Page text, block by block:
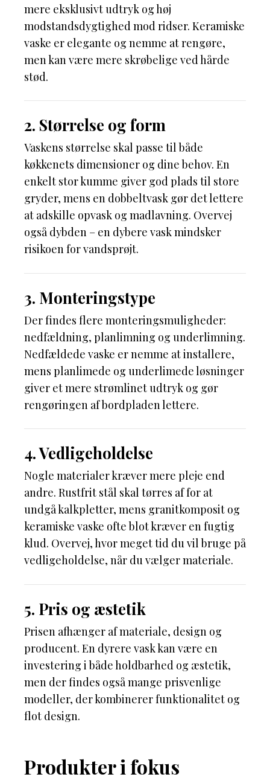
mere eksklusivt udtryk og høj
modstandsdygtighed mod ridser. Keramiske
vaske er elegante og nemme at rengøre,
men kan være mere skrøbelige ved hårde
stød.
2. Størrelse og form
Vaskens størrelse skal passe til både
køkkenets dimensioner og dine behov. En
enkelt stor kumme giver god plads til store
gryder, mens en dobbeltvask gør det lettere
at adskille opvask og madlavning. Overvej
også dybden – en dybere vask mindsker
risikoen for vandsprøjt.
3. Monteringstype
Der findes flere monteringsmuligheder:
nedfældning, planlimning og underlimning.
Nedfældede vaske er nemme at installere,
mens planlimede og underlimede løsninger
giver et mere strømlinet udtryk og gør
rengøringen af bordpladen lettere.
4. Vedligeholdelse
Nogle materialer kræver mere pleje end
andre. Rustfrit stål skal tørres af for at
undgå kalkpletter, mens granitkomposit og
keramiske vaske ofte blot kræver en fugtig
klud. Overvej, hvor meget tid du vil bruge på
vedligeholdelse, når du vælger materiale.
5. Pris og æstetik
Prisen afhænger af materiale, design og
producent. En dyrere vask kan være en
investering i både holdbarhed og æstetik,
men der findes også mange prisvenlige
modeller, der kombinerer funktionalitet og
flot design.
Produkter i fokus